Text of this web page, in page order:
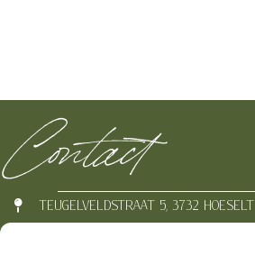
Contact
TEUGELVELDSTRAAT 5, 3732 HOESELT